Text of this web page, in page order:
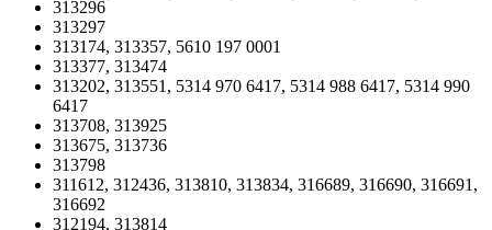
313296
313297
313174, 313357, 5610 197 0001
313377, 313474
313202, 313551, 5314 970 6417, 5314 988 6417, 5314 990
6417
313708, 313925
313675, 313736
313798
311612, 312436, 313810, 313834, 316689, 316690, 316691,
316692
312194, 313814